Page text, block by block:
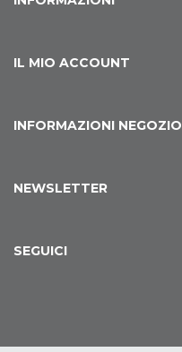
IL MIO ACCOUNT
INFORMAZIONI NEGOZIO
NEWSLETTER
SEGUICI